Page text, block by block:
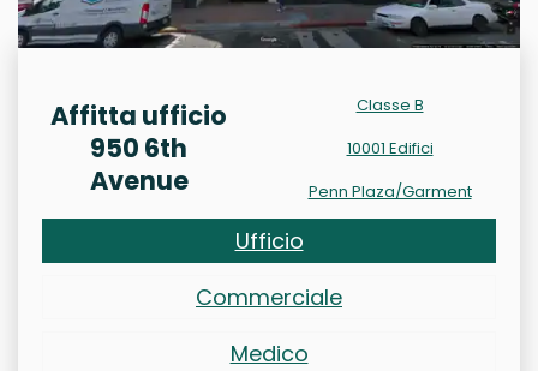
Affitta ufficio
950 6th
Avenue
Classe B
10001 Edifici
Penn Plaza/Garment
Ufficio
Commerciale
Medico